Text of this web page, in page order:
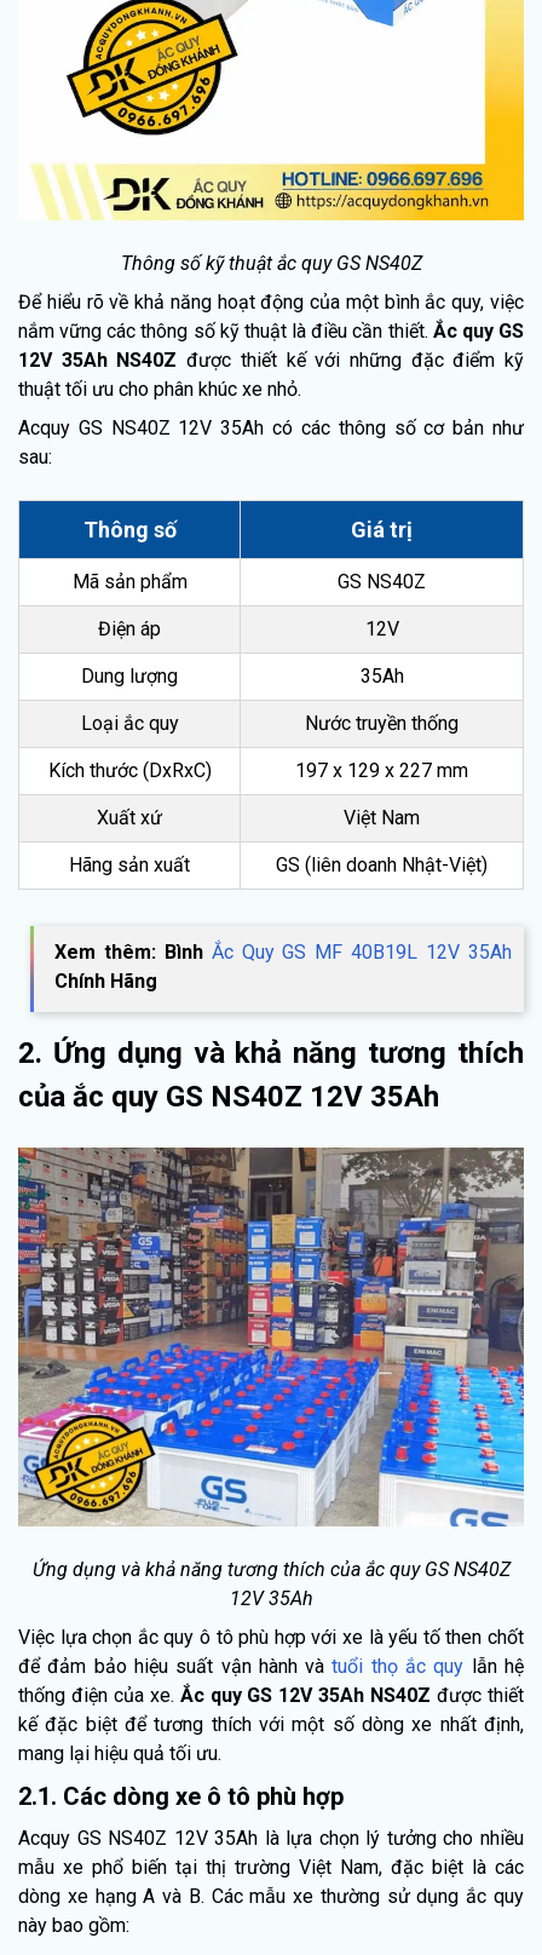
Thông số kỹ thuật ắc quy GS NS40Z
Để hiểu rõ về khả năng hoạt động của một bình ắc quy, việc
nắm vững các thông số kỹ thuật là điều cần thiết. Ắc quy GS
12V 35Ah NS40Z được thiết kế với những đặc điểm kỹ
thuật tối ưu cho phân khúc xe nhỏ.
Acquy GS NS40Z 12V 35Ah có các thông số cơ bản như
sau:
Thông số Giá trị
Mã sản phẩm GS NS40Z
Điện áp 12V
Dung lượng 35Ah
Loại ắc quy Nước truyền thống
Kích thước (DxRxC) 197 x 129 x 227 mm
Xuất xứ Việt Nam
Hãng sản xuất GS (liên doanh Nhật-Việt)
Xem thêm: Bình Ắc Quy GS MF 40B19L 12V 35Ah
Chính Hãng
2. Ứng dụng và khả năng tương thích
của ắc quy GS NS40Z 12V 35Ah
Ứng dụng và khả năng tương thích của ắc quy GS NS40Z
12V 35Ah
Việc lựa chọn ắc quy ô tô phù hợp với xe là yếu tố then chốt
để đảm bảo hiệu suất vận hành vàtuổi thọ ắc quy lẫn hệ
thống điện của xe. Ắc quy GS 12V 35Ah NS40Zđược thiết
kế đặc biệt để tương thích với một số dòng xe nhất định,
mang lại hiệu quả tối ưu.
2.1. Các dòng xe ô tô phù hợp
Acquy GS NS40Z 12V 35Ah là lựa chọn lý tưởng cho nhiều
mẫu xe phổ biến tại thị trường Việt Nam, đặc biệt là các
dòng xe hạng A và B. Các mẫu xe thường sử dụng ắc quy
này bao gồm: